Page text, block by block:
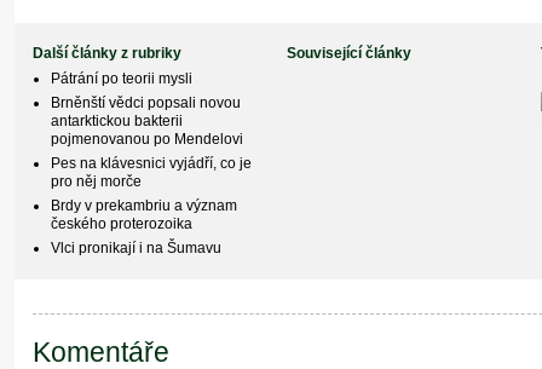
Další články z rubriky
Pátrání po teorii mysli
Brněnští vědci popsali novou
antarktickou bakterii
pojmenovanou po Mendelovi
Pes na klávesnici vyjádří, co je
pro něj morče
Brdy v prekambriu a význam
českého proterozoika
Vlci pronikají i na Šumavu
Související články
Komentáře